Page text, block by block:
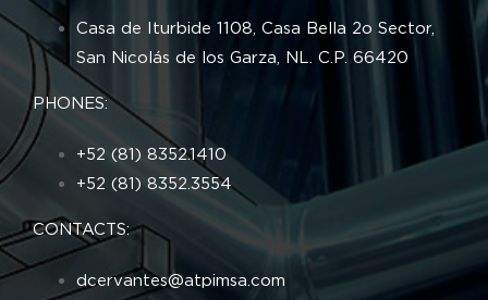
Casa de Iturbide 1108, Casa Bella 2o Sector,
San Nicolás de los Garza, NL. C.P. 66420
PHONES:
+52 (81) 8352.1410
+52 (81) 8352.3554
CONTACTS:
dcervantes@atpimsa.com